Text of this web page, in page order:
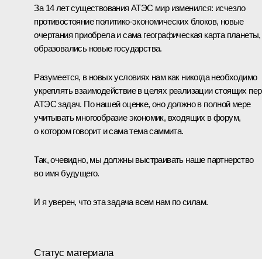
За 14 лет существования АТЭС мир изменился: исчезло
противостояние политико-экономических блоков, новые
очертания приобрела и сама географическая карта планеты,
образовались новые государства.
Разумеется, в новых условиях нам как никогда необходимо
укреплять взаимодействие в целях реализации стоящих
АТЭС задач. По нашей оценке, оно должно в полной мере
учитывать многообразие экономик, входящих в форум,
о котором говорит и сама тема саммита.
Так, очевидно, мы должны выстраивать наше партнерство
во имя будущего.
И я уверен, что эта задача всем нам по силам.
Статус материала